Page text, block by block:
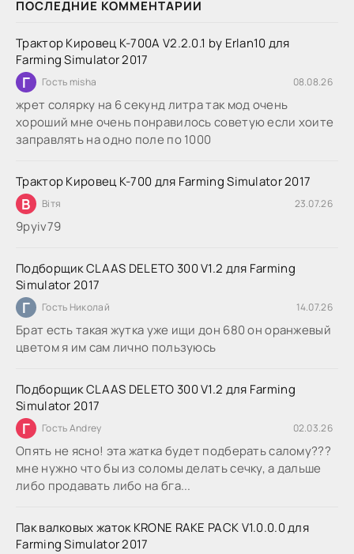
ПОСЛЕДНИЕ КОММЕНТАРИИ
Трактор Кировец К-700А V2.2.0.1 by Erlan10 для
Farming Simulator 2017
Г Гость misha 08.08.26
жрет солярку на 6 секунд литра так мод очень
хороший мне очень понравилось советую если хоите
заправлять на одно поле по 1000
Трактор Кировец К-700 для Farming Simulator 2017
В Вітя 23.07.26
9руіv79
Подборщик CLAAS DELETO 300 V1.2 для Farming
Simulator 2017
Г Гость Николай 14.07.26
Брат есть такая жутка уже ищи дон 680 он оранжевый
цветом я им сам лично пользуюсь
Подборщик CLAAS DELETO 300 V1.2 для Farming
Simulator 2017
Г Гость Andrey 02.03.26
Опять не ясно! эта жатка будет подберать салому???
мне нужно что бы из соломы делать сечку, а дальше
либо продавать либо на бга...
Пак валковых жаток KRONE RAKE PACK V1.0.0.0 для
Farming Simulator 2017